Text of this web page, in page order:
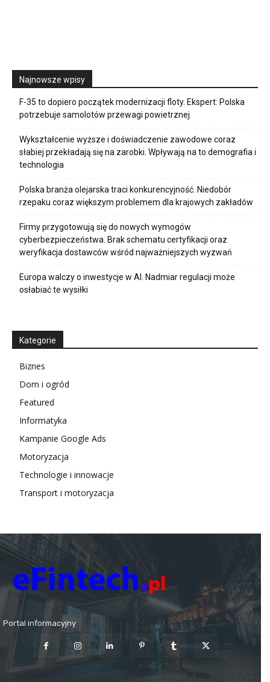
Najnowsze wpisy
F-35 to dopiero początek modernizacji floty. Ekspert: Polska
potrzebuje samolotów przewagi powietrznej
Wykształcenie wyższe i doświadczenie zawodowe coraz
słabiej przekładają się na zarobki. Wpływają na to demografia i
technologia
Polska branża olejarska traci konkurencyjność. Niedobór
rzepaku coraz większym problemem dla krajowych zakładów
Firmy przygotowują się do nowych wymogów
cyberbezpieczeństwa. Brak schematu certyfikacji oraz
weryfikacja dostawców wśród najważniejszych wyzwań
Europa walczy o inwestycje w AI. Nadmiar regulacji może
osłabiać te wysiłki
Kategorie
Biznes
Dom i ogród
Featured
Informatyka
Kampanie Google Ads
Motoryzacja
Technologie i innowacje
Transport i motoryzacja
Portal informacyjny